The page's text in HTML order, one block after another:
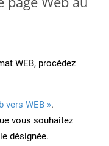
WEB, procédez
vers WEB ».
vous souhaitez
désignée.